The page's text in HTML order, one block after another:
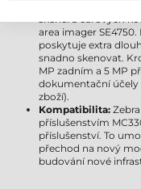
skeneru čárových
area imager
poskytuje extra
snadno skenovat.
MP zadním a 5 MP
dokumentační účely
zboží).
Kompatibilita:
příslušenstvím
příslušenství. To
přechod na nový
budování nové